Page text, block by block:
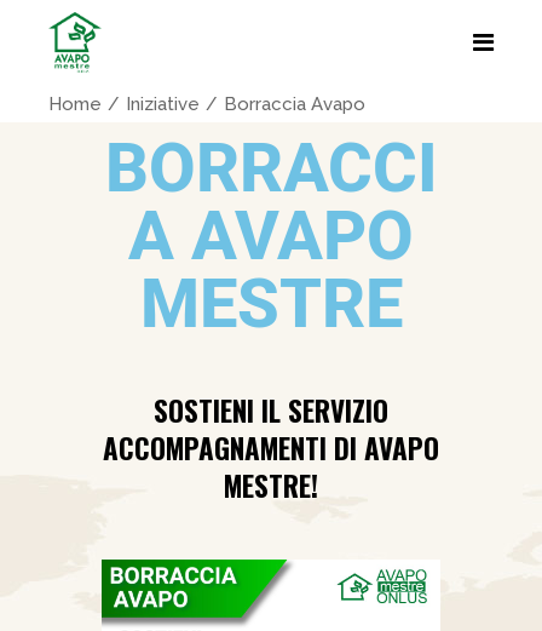
Home Iniziative Borraccia Avapo
BORRACCI
A AVAPO
MESTRE
SOSTIENI IL SERVIZIO
ACCOMPAGNAMENTI DI AVAPO
MESTRE!